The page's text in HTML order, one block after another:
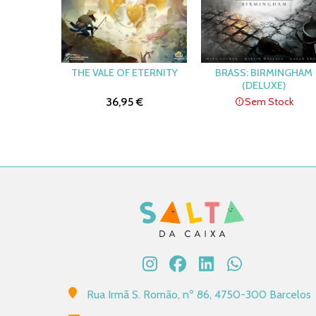
THE VALE OF ETERNITY
36,95 €
BRASS: BIRMINGHAM
(DELUXE)
Sem Stock
Rua Irmã S. Romão, nº 86, 4750-300 Barcelos